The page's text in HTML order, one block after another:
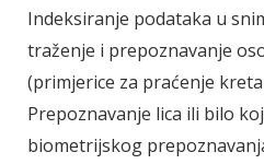
Indeksiranje podataka u
traženje i prepoznavanje
(primjerice za praćenje
Prepoznavanje lica ili bilo
biometrijskog